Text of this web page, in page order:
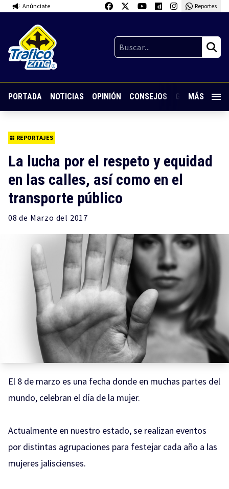
Anúnciate Reportes
PORTADA NOTICIAS OPINIÓN CONSEJOS GUARDIA
MÁS
REPORTAJES
La lucha por el respeto y equidad
en las calles, así como en el
transporte público
08 de Marzo del 2017
El 8 de marzo es una fecha donde en muchas partes del
mundo, celebran el día de la mujer.
Actualmente en nuestro estado, se realizan eventos
por distintas agrupaciones para festejar cada año a las
mujeres jaliscienses.